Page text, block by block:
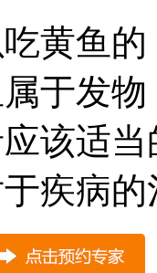
黄鱼
于发
该适
疾病